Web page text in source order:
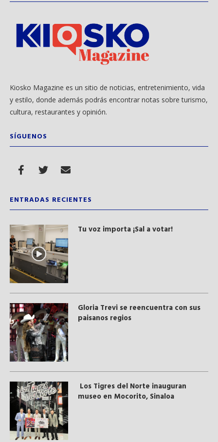
Kiosko Magazine es un sitio de noticias, entretenimiento, vida
y estilo, donde además podrás encontrar notas sobre turismo,
cultura, restaurantes y opinión.
SÍGUENOS
ENTRADAS RECIENTES
Tu voz importa ¡Sal a votar!
Gloria Trevi se reencuentra con sus
paisanos regios
Los Tigres del Norte inauguran
museo en Mocorito, Sinaloa